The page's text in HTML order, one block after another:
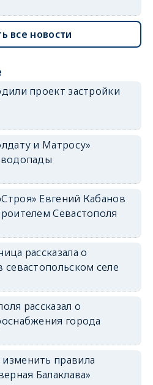
все новости
проект застройки
и Матросу»
водопады
Евгений Кабанов
Севастополя
рассказала о
селе
рассказал о
города
правила
Балаклава»